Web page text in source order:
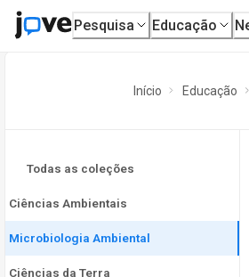
Pesquisa Educação
Início Educação
Todas as coleções
Ciências Ambientais
Microbiologia Ambiental
Ciências da Terra